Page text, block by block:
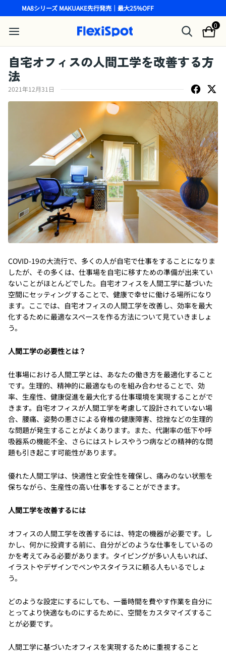
MA8シリーズ MAKUAKE先行発売｜最大25%OFF
0
自宅オフィスの人間工学を改善する方
法
2021年12月31日
COVID-19の大流行で、多くの人が自宅で仕事をすることになりま
したが、その多くは、仕事場を自宅に移すための準備が出来てい
ないことがほとんどでした。自宅オフィスを人間工学に基づいた
空間にセッティングすることで、健康で幸せに働ける場所になり
ます。ここでは、自宅オフィスの人間工学を改善し、効率を最大
化するために最適なスペースを作る方法について見ていきましょ
う。
人間工学の必要性とは？
仕事場における人間工学とは、あなたの働き方を最適化すること
です。生理的、精神的に最適なものを組み合わせることで、効
率、生産性、健康促進を最大化する仕事環境を実現することがで
きます。自宅オフィスが人間工学を考慮して設計されていない場
合、腰痛、姿勢の悪さによる脊椎の健康障害、捻挫などの生理的
な問題が発生することがよくあります。また、代謝率の低下や呼
吸器系の機能不全、さらにはストレスやうつ病などの精神的な問
題も引き起こす可能性があります。
優れた人間工学は、快適性と安全性を確保し、痛みのない状態を
保ちながら、生産性の高い仕事をすることができます。
人間工学を改善するには
オフィスの人間工学を改善するには、特定の機器が必要です。し
かし、何かに投資する前に、自分がどのような仕事をしているの
かを考えてみる必要があります。タイピングが多い人もいれば、
イラストやデザインでペンやスタイラスに頼る人もいるでしょ
う。
どのような設定にするにしても、一番時間を費やす作業を自分に
とってより快適なものにするために、空間をカスタマイズするこ
とが必要です。
人間工学に基づいたオフィスを実現するために重視すること